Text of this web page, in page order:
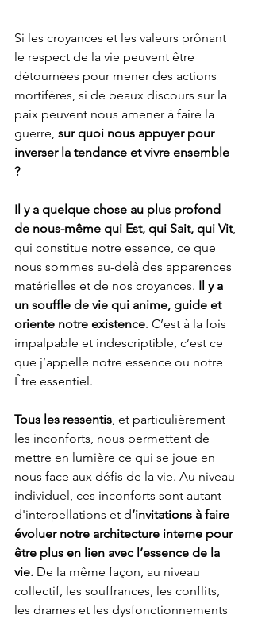
Si les croyances et les valeurs prônant
le respect de la vie peuvent être
détournées pour mener des actions
mortifères, si de beaux discours sur la
paix peuvent nous amener à faire la
guerre, sur quoi nous appuyer pour
inverser la tendance et vivre ensemble
?
Il y a quelque chose au plus profond
de nous-même qui Est, qui Sait, qui Vit,
qui constitue notre essence, ce que
nous sommes au-delà des apparences
matérielles et de nos croyances. Il y a
un souffle de vie qui anime, guide et
oriente notre existence. C’est à la fois
impalpable et indescriptible, c’est ce
que j’appelle notre essence ou notre
Être essentiel.
Tous les ressentis , et particulièrement
les inconforts, nous permettent de
mettre en lumière ce qui se joue en
nous face aux défis de la vie. Au niveau
individuel, ces inconforts sont autant
d'interpellations et d’invitations à faire
évoluer notre architecture interne pour
être plus en lien avec l’essence de la
vie. De la même façon, au niveau
collectif, les souffrances, les conflits,
les drames et les dysfonctionnements